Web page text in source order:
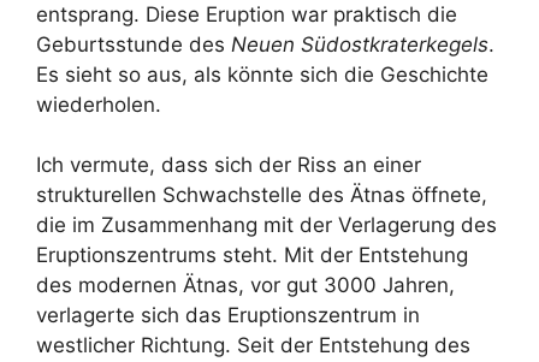
entsprang. Diese Eruption war praktisch die
Geburtsstunde des Neuen Südostkraterkegels.
Es sieht so aus, als könnte sich die Geschichte
wiederholen.
Ich vermute, dass sich der Riss an einer
strukturellen Schwachstelle des Ätnas öffnete,
die im Zusammenhang mit der Verlagerung des
Eruptionszentrums steht. Mit der Entstehung
des modernen Ätnas, vor gut 3000 Jahren,
verlagerte sich das Eruptionszentrum in
westlicher Richtung. Seit der Entstehung des